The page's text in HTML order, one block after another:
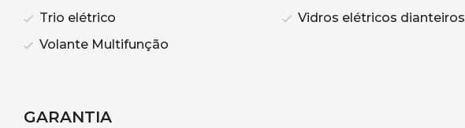
Trio elétrico
Vidros elétricos dianteiros
Volante Multifunção
GARANTIA